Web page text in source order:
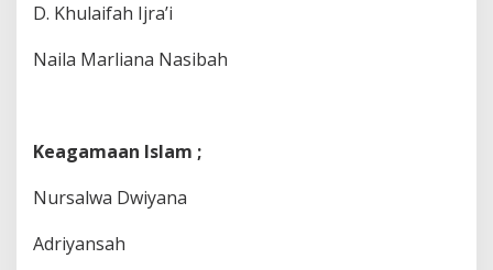
D. Khulaifah Ijra’i
Naila Marliana Nasibah
Keagamaan Islam ;
Nursalwa Dwiyana
Adriyansah